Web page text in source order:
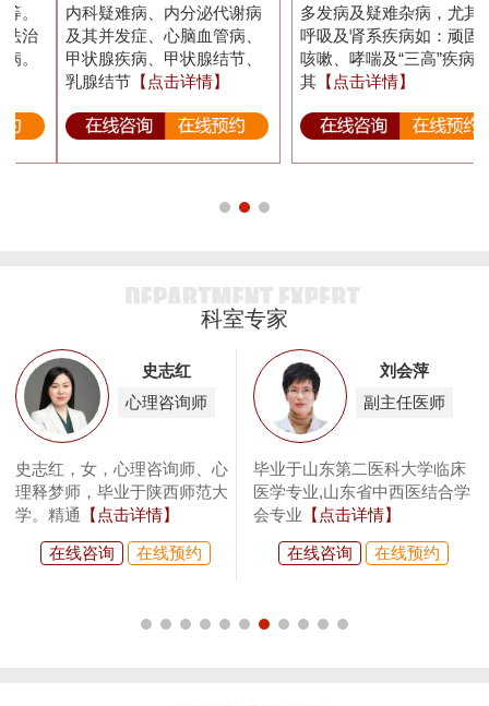
内科疑难病、内分泌代谢病
及其并发症、心脑血管病、
甲状腺疾病、甲状腺结节、
乳腺结节【点击详情】
多发病及疑难杂病，尤其对
呼吸及肾系疾病如：顽固性
咳嗽、哮喘及“三高”疾病及
【点击详情】
科室专家
史志红
心理咨询师
史志红，女，心理咨询师、心
理释梦师，毕业于陕西师范大
学。精通
【点击详情】
在线咨询 在线预约
刘会萍
副主任医师
毕业于山东第二医科大学临床
医学专业,山东省中西医结合学
会专业 【点击详情】
在线咨询 在线预约